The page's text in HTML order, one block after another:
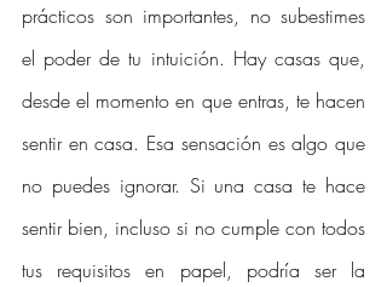
prácticos son importantes, no subestimes
el poder de tu intuición. Hay casas que,
desde el momento en que entras, te hacen
sentir en casa. Esa sensación es algo que
no puedes ignorar. Si una casa te hace
sentir bien, incluso si no cumple con todos
tus requisitos en papel, podría ser la